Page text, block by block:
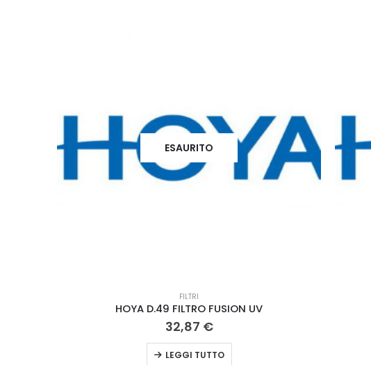
ESAURITO
FILTRI
HOYA D.49 FILTRO FUSION UV
32,87 €
LEGGI TUTTO